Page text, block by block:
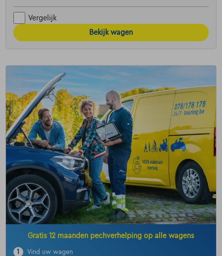
Vergelijk
Bekijk wagen
Gratis 12 maanden pechverhelping op alle wagens
1 Vind uw wagen